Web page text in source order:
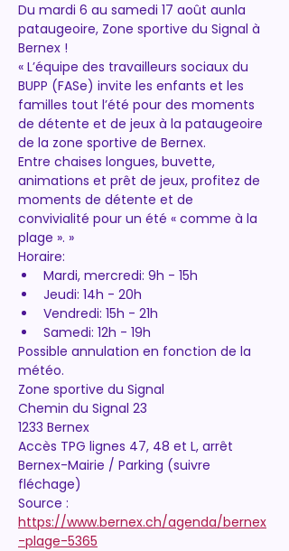
Du mardi 6 au samedi 17 août aunla
pataugeoire, Zone sportive du Signal à
Bernex !
« L’équipe des travailleurs sociaux du
BUPP (FASe) invite les enfants et les
familles tout l’été pour des moments
de détente et de jeux à la pataugeoire
de la zone sportive de Bernex.
Entre chaises longues, buvette,
animations et prêt de jeux, profitez de
moments de détente et de
convivialité pour un été « comme à la
plage ». »
Horaire:
Mardi, mercredi: 9h - 15h
Jeudi: 14h - 20h
Vendredi: 15h - 21h
Samedi: 12h - 19h
Possible annulation en fonction de la
météo.
Zone sportive du Signal
Chemin du Signal 23
1233 Bernex
Accès TPG lignes 47, 48 et L, arrêt
Bernex-Mairie / Parking (suivre
fléchage)
Source :
https://www.bernex.ch/agenda/bernex
-plage-5365